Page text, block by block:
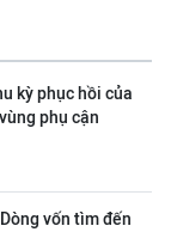
kỳ phục hồi của
phụ cận
vốn tìm đến